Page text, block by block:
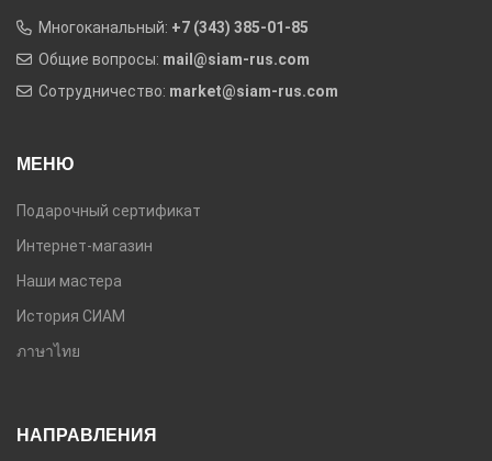
Многоканальный: +7 (343) 385-01-85
Общие вопросы: mail@siam-rus.com
Сотрудничество: market@siam-rus.com
МЕНЮ
Подарочный сертификат
Интернет-магазин
Наши мастера
История СИАМ
ภาษาไทย
НАПРАВЛЕНИЯ